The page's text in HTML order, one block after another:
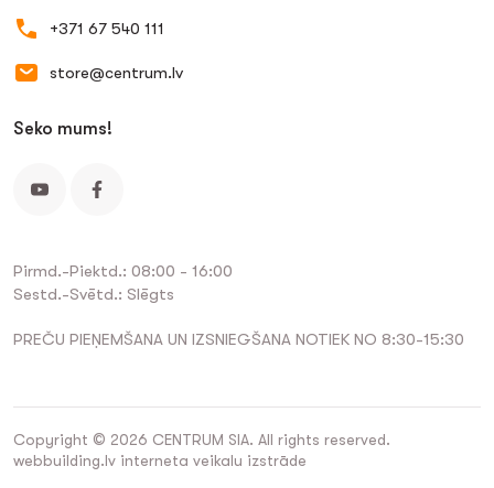
+371 67 540 111
store@centrum.lv
Seko mums!
Pirmd.-Piektd.: 08:00 - 16:00
Sestd.-Svētd.: Slēgts
PREČU PIEŅEMŠANA UN IZSNIEGŠANA NOTIEK NO 8:30-15:30
Copyright © 2026 CENTRUM SIA. All rights reserved.
webbuilding.lv interneta veikalu izstrāde